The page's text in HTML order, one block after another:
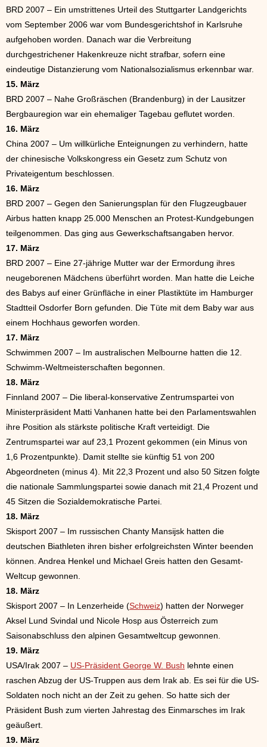
BRD 2007 – Ein umstrittenes Urteil des Stuttgarter Landgerichts
vom September 2006 war vom Bundesgerichtshof in Karlsruhe
aufgehoben worden. Danach war die Verbreitung
durchgestrichener Hakenkreuze nicht strafbar, sofern eine
eindeutige Distanzierung vom Nationalsozialismus erkennbar war.
15. März
BRD 2007 – Nahe Großräschen (Brandenburg) in der Lausitzer
Bergbauregion war ein ehemaliger Tagebau geflutet worden.
16. März
China 2007 – Um willkürliche Enteignungen zu verhindern, hatte
der chinesische Volkskongress ein Gesetz zum Schutz von
Privateigentum beschlossen.
16. März
BRD 2007 – Gegen den Sanierungsplan für den Flugzeugbauer
Airbus hatten knapp 25.000 Menschen an Protest-Kundgebungen
teilgenommen. Das ging aus Gewerkschaftsangaben hervor.
17. März
BRD 2007 – Eine 27-jährige Mutter war der Ermordung ihres
neugeborenen Mädchens überführt worden. Man hatte die Leiche
des Babys auf einer Grünfläche in einer Plastiktüte im Hamburger
Stadtteil Osdorfer Born gefunden. Die Tüte mit dem Baby war aus
einem Hochhaus geworfen worden.
17. März
Schwimmen 2007 – Im australischen Melbourne hatten die 12.
Schwimm-Weltmeisterschaften begonnen.
18. März
Finnland 2007 – Die liberal-konservative Zentrumspartei von
Ministerpräsident Matti Vanhanen hatte bei den Parlamentswahlen
ihre Position als stärkste politische Kraft verteidigt. Die
Zentrumspartei war auf 23,1 Prozent gekommen (ein Minus von
1,6 Prozentpunkte). Damit stellte sie künftig 51 von 200
Abgeordneten (minus 4). Mit 22,3 Prozent und also 50 Sitzen folgte
die nationale Sammlungspartei sowie danach mit 21,4 Prozent und
45 Sitzen die Sozialdemokratische Partei.
18. März
Skisport 2007 – Im russischen Chanty Mansijsk hatten die
deutschen Biathleten ihren bisher erfolgreichsten Winter beenden
können. Andrea Henkel und Michael Greis hatten den Gesamt-
Weltcup gewonnen.
18. März
Skisport 2007 – In Lenzerheide (Schweiz) hatten der Norweger
Aksel Lund Svindal und Nicole Hosp aus Österreich zum
Saisonabschluss den alpinen Gesamtweltcup gewonnen.
19. März
USA/Irak 2007 – US-Präsident George W. Bush lehnte einen
raschen Abzug der US-Truppen aus dem Irak ab. Es sei für die US-
Soldaten noch nicht an der Zeit zu gehen. So hatte sich der
Präsident Bush zum vierten Jahrestag des Einmarsches im Irak
geäußert.
19. März